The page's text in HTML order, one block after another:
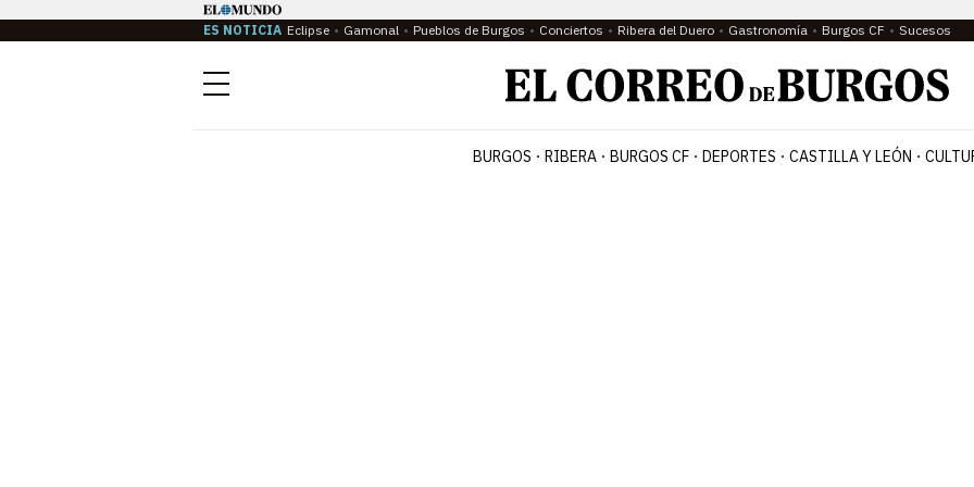
ES NOTICIA Eclipse Gamonal Pueblos de Burgos Conciertos Ribera del Duero Gastronomía Burgos CF Sucesos
Menú
BURGOS RIBERA BURGOS CF DEPORTES CASTILLA Y LEÓN